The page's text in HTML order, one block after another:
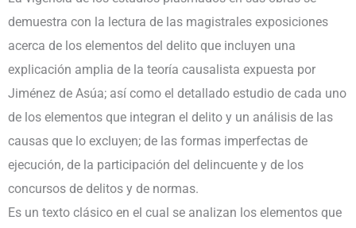
demuestra con la lectura de las magistrales exposiciones
acerca de los elementos del delito que incluyen una
explicación amplia de la teoría causalista expuesta por
Jiménez de Asúa; así como el detallado estudio de cada uno
de los elementos que integran el delito y un análisis de las
causas que lo excluyen; de las formas imperfectas de
ejecución, de la participación del delincuente y de los
concursos de delitos y de normas.
Es un texto clásico en el cual se analizan los elementos que